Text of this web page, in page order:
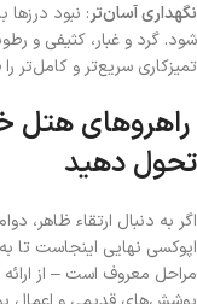
نگهداری آسان‌تر: نبود
شود. گرد و غبار، کثیفی و
تمیزکاری سریع‌تر و کامل‌تر را
راهروهای هتل
تحول دهید
اگر به دنبال ارتقاء ظاهر،
اپوکسی نهایی اینجاست تا
مراحل معروف است – از